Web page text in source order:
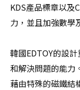
KDS產品標章以及
力，並且加強數學
韓國EDTOY的設
和解決問題的能力
藉由特殊的磁鐵結